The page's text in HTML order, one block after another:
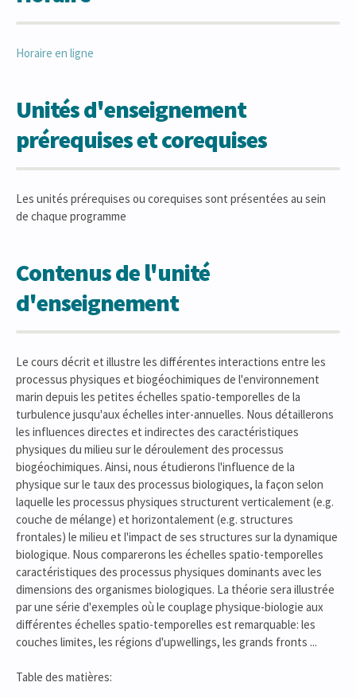
Horaire en ligne
Unités d'enseignement
prérequises et corequises
Les unités prérequises ou corequises sont présentées au sein
de chaque programme
Contenus de l'unité
d'enseignement
Le cours décrit et illustre les différentes interactions entre les
processus physiques et biogéochimiques de l'environnement
marin depuis les petites échelles spatio-temporelles de la
turbulence jusqu'aux échelles inter-annuelles. Nous détaillerons
les influences directes et indirectes des caractéristiques
physiques du milieu sur le déroulement des processus
biogéochimiques. Ainsi, nous étudierons l'influence de la
physique sur le taux des processus biologiques, la façon selon
laquelle les processus physiques structurent verticalement (e.g.
couche de mélange) et horizontalement (e.g. structures
frontales) le milieu et l'impact de ses structures sur la dynamique
biologique. Nous comparerons les échelles spatio-temporelles
caractéristiques des processus physiques dominants avec les
dimensions des organismes biologiques. La théorie sera illustrée
par une série d'exemples où le couplage physique-biologie aux
différentes échelles spatio-temporelles est remarquable: les
couches limites, les régions d'upwellings, les grands fronts ...
Table des matières: